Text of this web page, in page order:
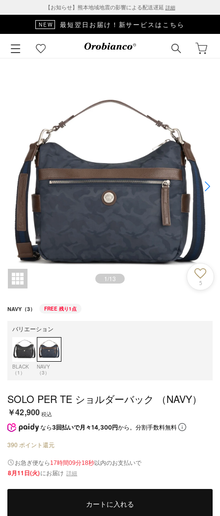
【お知らせ】熊本地域地震の影響による配送遅延 詳細
NEW 最短翌日お届け！新サービスはこちら
1/13
5
NAVY（3） FREE 残り1点
バリエーション
BLACK
（1）
NAVY
（3）
SOLO PER TE ショルダーバック （NAVY）
￥42,900税込
なら 3回払いで月々14,300円から。分割手数料無料
390 ポイント還元
お急ぎ便なら 17時間09分18秒以内のお支払いで
8月11日(火)にお届け 詳細
カートに入れる